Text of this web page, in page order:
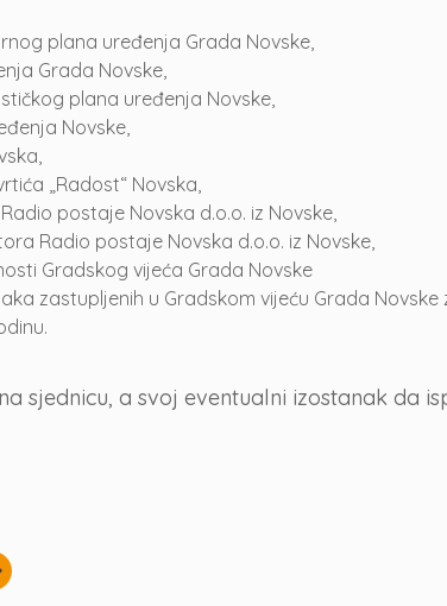
plana uređenja Grada Novske,
Grada Novske,
plana uređenja Novske,
Novske,
„Radost“ Novska,
postaje Novska d.o.o. iz Novske,
Radio postaje Novska d.o.o. iz Novske,
Gradskog vijeća Grada Novske
zastupljenih u Gradskom vijeću Grada Novske
sjednicu, a svoj eventualni izostanak da